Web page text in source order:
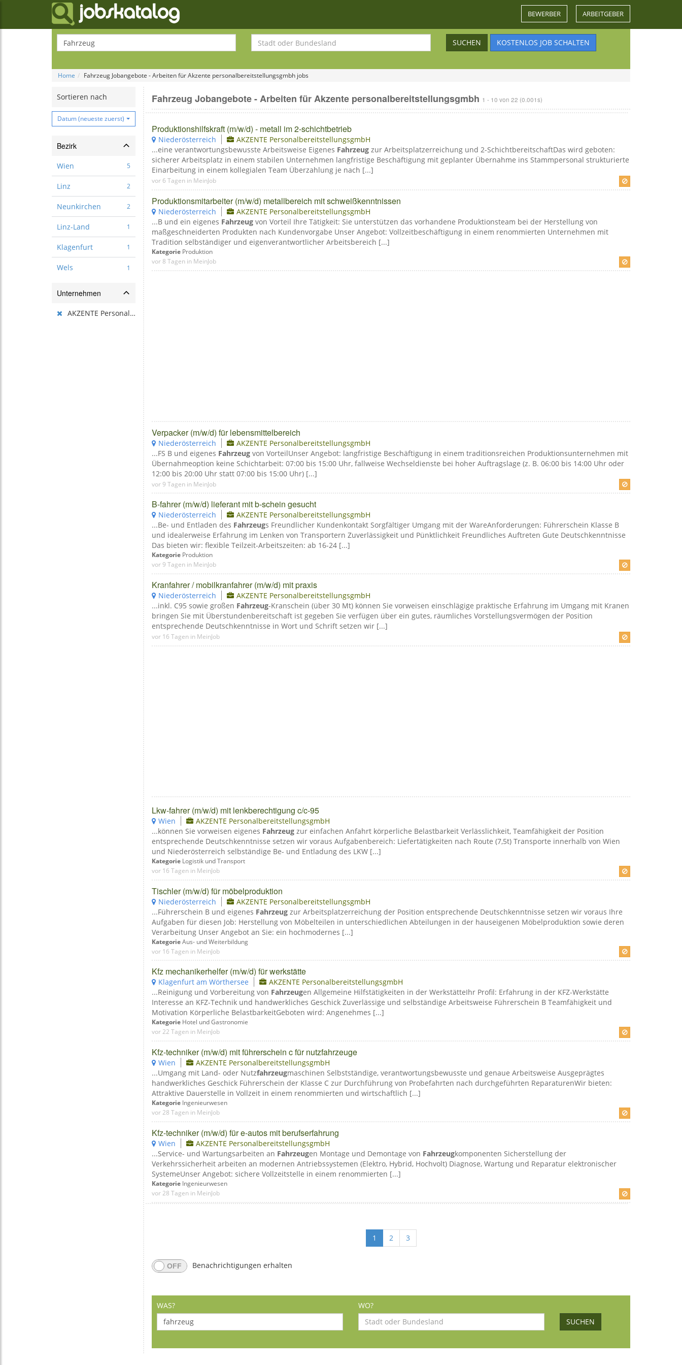
BEWERBER ARBEITGEBER
SUCHEN KOSTENLOS JOB SCHALTEN
Home Fahrzeug Jobangebote - Arbeiten für Akzente personalbereitstellungsgmbh jobs
Sortieren nach
Datum (neueste zuerst)
Bezirk
Wien 5
Linz 2
Neunkirchen 2
Linz-Land 1
Klagenfurt 1
Wels 1
Unternehmen
AKZENTE PersonalbereitstellungsgmbH
Fahrzeug Jobangebote - Arbeiten für Akzente personalbereitstellungsgmbh 1 - 10 von 22 (0.001s)
Produktionshilfskraft (m/w/d) - metall im 2-schichtbetrieb
Niederösterreich
AKZENTE PersonalbereitstellungsgmbH
...eine verantwortungsbewusste Arbeitsweise Eigenes Fahrzeug zur Arbeitsplatzerreichung und 2-SchichtbereitschaftDas wird geboten:
sicherer Arbeitsplatz in einem stabilen Unternehmen langfristige Beschäftigung mit geplanter Übernahme ins Stammpersonal strukturierte
Einarbeitung in einem kollegialen Team Überzahlung je nach [...]
vor 6 Tagen in MeinJob
Produktionsmitarbeiter (m/w/d) metallbereich mit schweißkenntnissen
Niederösterreich
AKZENTE PersonalbereitstellungsgmbH
...B und ein eigenes Fahrzeug von Vorteil Ihre Tätigkeit: Sie unterstützen das vorhandene Produktionsteam bei der Herstellung von
maßgeschneiderten Produkten nach Kundenvorgabe Unser Angebot: Vollzeitbeschäftigung in einem renommierten Unternehmen mit
Tradition selbständiger und eigenverantwortlicher Arbeitsbereich [...]
Kategorie Produktion
vor 8 Tagen in MeinJob
Verpacker (m/w/d) für lebensmittelbereich
Niederösterreich
AKZENTE PersonalbereitstellungsgmbH
...FS B und eigenes Fahrzeug von VorteilUnser Angebot: langfristige Beschäftigung in einem traditionsreichen Produktionsunternehmen mit
Übernahmeoption keine Schichtarbeit: 07:00 bis 15:00 Uhr, fallweise Wechseldienste bei hoher Auftragslage (z. B. 06:00 bis 14:00 Uhr oder
12:00 bis 20:00 Uhr statt 07:00 bis 15:00 Uhr) [...]
vor 9 Tagen in MeinJob
B-fahrer (m/w/d) lieferant mit b-schein gesucht
Niederösterreich
AKZENTE PersonalbereitstellungsgmbH
...Be- und Entladen des Fahrzeugs Freundlicher Kundenkontakt Sorgfältiger Umgang mit der WareAnforderungen: Führerschein Klasse B
und idealerweise Erfahrung im Lenken von Transportern Zuverlässigkeit und Pünktlichkeit Freundliches Auftreten Gute Deutschkenntnisse
Das bieten wir: flexible Teilzeit-Arbeitszeiten: ab 16-24 [...]
Kategorie Produktion
vor 9 Tagen in MeinJob
Kranfahrer / mobilkranfahrer (m/w/d) mit praxis
Niederösterreich
AKZENTE PersonalbereitstellungsgmbH
...inkl. C95 sowie großen Fahrzeug-Kranschein (über 30 Mt) können Sie vorweisen einschlägige praktische Erfahrung im Umgang mit Kranen
bringen Sie mit Überstundenbereitschaft ist gegeben Sie verfügen über ein gutes, räumliches Vorstellungsvermögen der Position
entsprechende Deutschkenntnisse in Wort und Schrift setzen wir [...]
vor 16 Tagen in MeinJob
Lkw-fahrer (m/w/d) mit lenkberechtigung c/c-95
Wien
AKZENTE PersonalbereitstellungsgmbH
...können Sie vorweisen eigenes Fahrzeug zur einfachen Anfahrt körperliche Belastbarkeit Verlässlichkeit, Teamfähigkeit der Position
entsprechende Deutschkenntnisse setzen wir voraus Aufgabenbereich: Liefertätigkeiten nach Route (7,5t) Transporte innerhalb von Wien
und Niederösterreich selbständige Be- und Entladung des LKW [...]
Kategorie Logistik und Transport
vor 16 Tagen in MeinJob
Tischler (m/w/d) für möbelproduktion
Niederösterreich
AKZENTE PersonalbereitstellungsgmbH
...Führerschein B und eigenes Fahrzeug zur Arbeitsplatzerreichung der Position entsprechende Deutschkenntnisse setzen wir voraus Ihre
Aufgaben für diesen Job: Herstellung von Möbelteilen in unterschiedlichen Abteilungen in der hauseigenen Möbelproduktion sowie deren
Verarbeitung Unser Angebot an Sie: ein hochmodernes [...]
KategorieAus- und Weiterbildung
vor 16 Tagen in MeinJob
Kfz mechanikerhelfer (m/w/d) für werkstätte
Klagenfurt am Wörthersee
AKZENTE PersonalbereitstellungsgmbH
...Reinigung und Vorbereitung von Fahrzeugen Allgemeine Hilfstätigkeiten in der WerkstätteIhr Profil: Erfahrung in der KFZ-Werkstätte
Interesse an KFZ-Technik und handwerkliches Geschick Zuverlässige und selbständige Arbeitsweise Führerschein B Teamfähigkeit und
Motivation Körperliche BelastbarkeitGeboten wird: Angenehmes [...]
Kategorie Hotel und Gastronomie
vor 22 Tagen in MeinJob
Kfz-techniker (m/w/d) mit führerschein c für nutzfahrzeuge
Wien
AKZENTE PersonalbereitstellungsgmbH
...Umgang mit Land- oder Nutzfahrzeugmaschinen Selbstständige, verantwortungsbewusste und genaue Arbeitsweise Ausgeprägtes
handwerkliches Geschick Führerschein der Klasse C zur Durchführung von Probefahrten nach durchgeführten ReparaturenWir bieten:
Attraktive Dauerstelle in Vollzeit in einem renommierten und wirtschaftlich [...]
Kategorie Ingenieurwesen
vor 28 Tagen in MeinJob
Kfz-techniker (m/w/d) für e-autos mit berufserfahrung
Wien
AKZENTE PersonalbereitstellungsgmbH
...Service- und Wartungsarbeiten an Fahrzeugen Montage und Demontage von Fahrzeugkomponenten Sicherstellung der
Verkehrssicherheit arbeiten an modernen Antriebssystemen (Elektro, Hybrid, Hochvolt) Diagnose, Wartung und Reparatur elektronischer
SystemeUnser Angebot: sichere Vollzeitstelle in einem renommierten [...]
Kategorie Ingenieurwesen
vor 28 Tagen in MeinJob
1 2 3
Benachrichtigungen erhalten
WAS?
WO?
SUCHEN